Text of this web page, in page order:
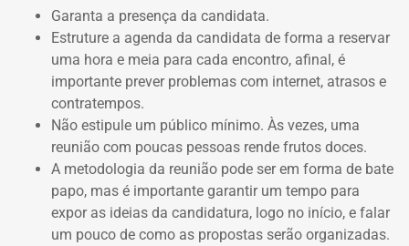
Garanta a presença da candidata.
Estruture a agenda da candidata de forma a reservar
uma hora e meia para cada encontro, afinal, é
importante prever problemas com internet, atrasos e
contratempos.
Não estipule um público mínimo. Às vezes, uma
reunião com poucas pessoas rende frutos doces.
A metodologia da reunião pode ser em forma de bate
papo, mas é importante garantir um tempo para
expor as ideias da candidatura, logo no início, e falar
um pouco de como as propostas serão organizadas.